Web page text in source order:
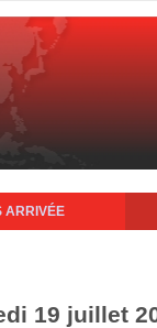
ARRIVÉE
19 juillet